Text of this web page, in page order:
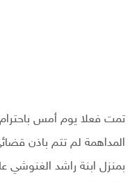
تمت فعلا يوم أمس
المداهمة لم تتم باذن
بمنزل ابنة راشد